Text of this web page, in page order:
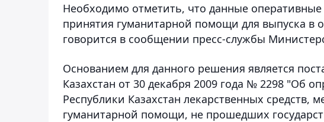
Необходимо отметить, что данные
принятия гуманитарной помощи для выпуска в
говорится в сообщении пресс-службы
Основанием для данного решения является
Казахстан от 30 декабря 2009 года № 2298 "Об
Республики Казахстан лекарственных средств,
гуманитарной помощи, не прошедших